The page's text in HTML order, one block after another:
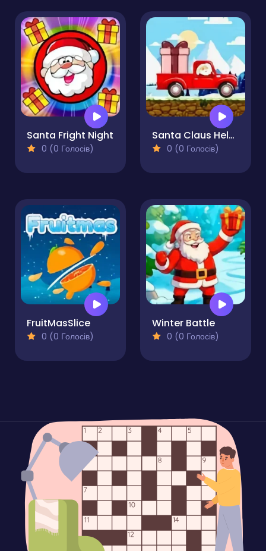
Santa Fright Night
0 (0 Голосів)
Santa Claus Helper
0 (0 Голосів)
FruitMasSlice
0 (0 Голосів)
Winter Battle
0 (0 Голосів)